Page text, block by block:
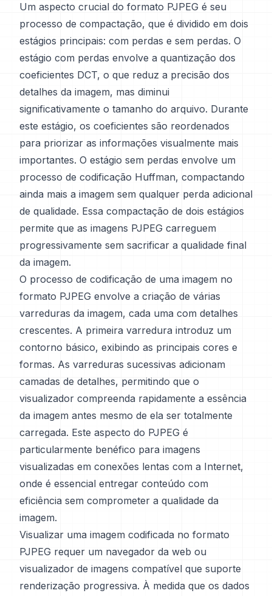
Um aspecto crucial do formato PJPEG é seu
processo de compactação, que é dividido em dois
estágios principais: com perdas e sem perdas. O
estágio com perdas envolve a quantização dos
coeficientes DCT, o que reduz a precisão dos
detalhes da imagem, mas diminui
significativamente o tamanho do arquivo. Durante
este estágio, os coeficientes são reordenados
para priorizar as informações visualmente mais
importantes. O estágio sem perdas envolve um
processo de codificação Huffman, compactando
ainda mais a imagem sem qualquer perda adicional
de qualidade. Essa compactação de dois estágios
permite que as imagens PJPEG carreguem
progressivamente sem sacrificar a qualidade final
da imagem.
O processo de codificação de uma imagem no
formato PJPEG envolve a criação de várias
varreduras da imagem, cada uma com detalhes
crescentes. A primeira varredura introduz um
contorno básico, exibindo as principais cores e
formas. As varreduras sucessivas adicionam
camadas de detalhes, permitindo que o
visualizador compreenda rapidamente a essência
da imagem antes mesmo de ela ser totalmente
carregada. Este aspecto do PJPEG é
particularmente benéfico para imagens
visualizadas em conexões lentas com a Internet,
onde é essencial entregar conteúdo com
eficiência sem comprometer a qualidade da
imagem.
Visualizar uma imagem codificada no formato
PJPEG requer um navegador da web ou
visualizador de imagens compatível que suporte
renderização progressiva. À medida que os dados